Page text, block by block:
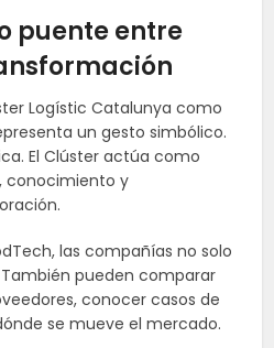
puente entre
Logístic Catalunya como
un gesto simbólico.
El Clúster actúa como
conocimiento y
las compañías no solo
pueden comparar
conocer casos de
se mueve el mercado.